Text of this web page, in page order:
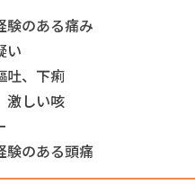
験のある痛み
い
吐、下痢
激しい咳
験のある頭痛